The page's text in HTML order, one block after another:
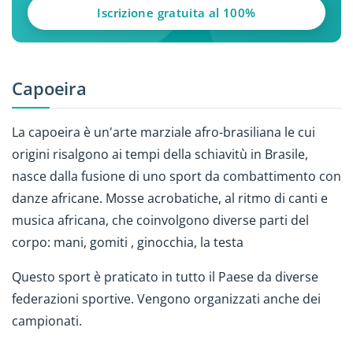
Iscrizione gratuita al 100%
Capoeira
La capoeira è un'arte marziale afro-brasiliana le cui
origini risalgono ai tempi della schiavitù in Brasile,
nasce dalla fusione di uno sport da combattimento con
danze africane. Mosse acrobatiche, al ritmo di canti e
musica africana, che coinvolgono diverse parti del
corpo: mani, gomiti , ginocchia, la testa
Questo sport è praticato in tutto il Paese da diverse
federazioni sportive. Vengono organizzati anche dei
campionati.